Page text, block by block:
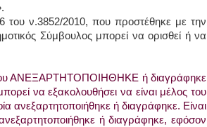
του ν.3852/2010, που προστέθηκε με την
Σύμβουλος μπορεί να ορισθεί ή να
ΑΝΕΞΑΡΤΗΤΟΠΟΙΗΘΗΚΕ ή διαγράφηκε
να εξακολουθήσει να είναι μέλος του
ανεξαρτητοποιήθηκε ή διαγράφηκε. Είναι
ή διαγράφηκε, εφόσον